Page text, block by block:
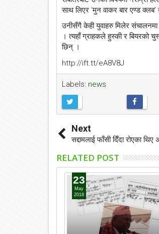
साथ लिएर ‘मुन वाकर बार एण्ड
उनीसँगै केही युवाहरु मिलेर
। त्यहाँ ग्राहकले हुस्की र बियरको
छिन् ।
http://ift.tt/eA8V8J
Labels: news
Next
सद्दामलाई फाँसी दिँदा रोएका
RELATED POST
23
May
2018